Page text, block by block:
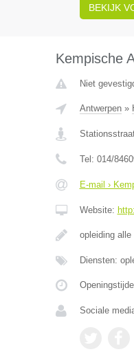
BEKIJK
Kempische
Niet
Antwerpen»
Tel: 014/
E-mail ›
Website:
opleiding alle
Diensten:
Sociale